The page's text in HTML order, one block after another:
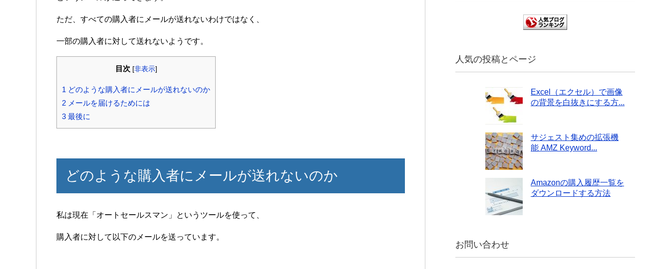
ただ、すべての購入者にメールが送れないわけではなく、
一部の購入者に対して送れないようです。
目次 [非表示]
1 どのような購入者にメールが送れないのか
2 メールを届けるためには
3 最後に
どのような購入者にメールが送れないのか
私は現在「オートセールスマン」というツールを使って、
購入者に対して以下のメールを送っています。
人気の投稿とページ
Excel（エクセル）で画像
の背景を白抜きにする方...
サジェスト集めの拡張機
能 AMZ Keyword...
Amazonの購入履歴一覧を
ダウンロードする方法
お問い合わせ